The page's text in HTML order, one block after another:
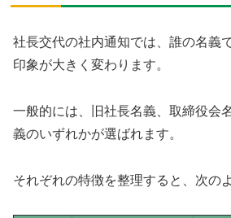
社長交代の社内通知では、誰の名義
印象が大きく変わります。
一般的には、旧社長名義、取締役会
義のいずれかが選ばれます。
それぞれの特徴を整理すると、次の